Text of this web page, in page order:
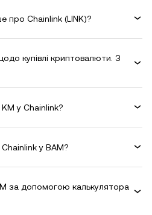
про Chainlink (LINK)?
купівлі криптовалюти. З
у Chainlink?
у BAM?
за допомогою калькулятора